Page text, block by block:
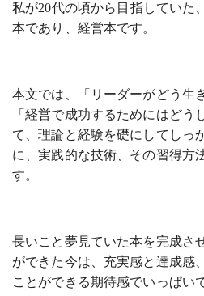
私が20代の頃から目指していた
本であり、経営本です。
本文では、「リーダーがどう生
「経営で成功するためにはどう
て、理論と経験を礎にしてしっ
に、実践的な技術、その習得方
す。
長いこと夢見ていた本を完成さ
ができた今は、充実感と達成感
ことができる期待感でいっぱい